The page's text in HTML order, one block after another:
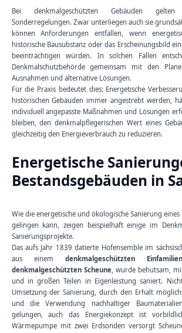
Bei denkmalgeschützten Gebäuden
Sonderregelungen. Zwar unterliegen auch sie
können Anforderungen entfallen, wenn
historische Bausubstanz oder das Erscheinungsbild
beeinträchtigen würden. In solchen Fällen
Denkmalschutzbehörde gemeinsam mit den
Ausnahmen und alternative Lösungen.
Für die Praxis bedeutet dies: Energetische
historischen Gebäuden immer angestrebt werden,
individuell angepasste Maßnahmen und Lösungen
bleiben, den denkmalpflegerischen Wert eines
gleichzeitig den Energieverbrauch zu reduzieren.
Energetische
Bestandsgebäuden in
Wie die energetische und ökologische Sanierung
gelingen kann, zeigen beispielhaft einige im
Sanierungsprojekte.
Das aufs Jahr 1839 datierte Hofensemble im
aus einem denkmalgeschützten
denkmalgeschützten Scheune, wurde behutsam,
und in großen Teilen in Eigenleistung saniert.
Umsetzung der Sanierung, durch den Erhalt
und die Verwendung nachhaltiger
gelungen, auch das Energiekonzept ist
Wärmepumpe mit zwei Erdsonden versorgt